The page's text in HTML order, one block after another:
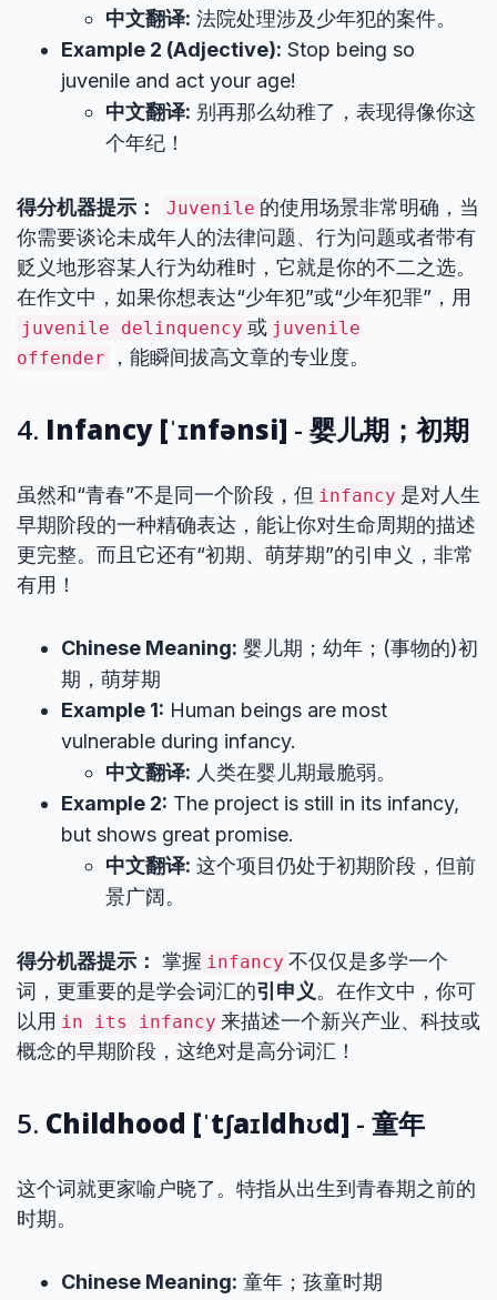
中文翻译: 法院处理涉及少年犯的案件。
Example 2 (Adjective): Stop being so
juvenile and act your age!
中文翻译: 别再那么幼稚了，表现得像你这
个年纪！
得分机器提示： Juvenile 的使用场景非常明确，当
你需要谈论未成年人的法律问题、行为问题或者带有
贬义地形容某人行为幼稚时，它就是你的不二之选。
在作文中，如果你想表达“少年犯”或“少年犯罪”，用
juvenile delinquency 或 juvenile
offender
，能瞬间拔高文章的专业度。
4. Infancy [ˈɪnfənsi] - 婴儿期；初期
虽然和“青春”不是同一个阶段，但 infancy 是对人生
早期阶段的一种精确表达，能让你对生命周期的描述
更完整。而且它还有“初期、萌芽期”的引申义，非常
有用！
Chinese Meaning: 婴儿期；幼年；(事物的)初
期，萌芽期
Example 1: Human beings are most
vulnerable during infancy.
中文翻译: 人类在婴儿期最脆弱。
Example 2: The project is still in its infancy,
but shows great promise.
中文翻译: 这个项目仍处于初期阶段，但前
景广阔。
得分机器提示： 掌握 infancy 不仅仅是多学一个
词，更重要的是学会词汇的引申义。在作文中，你可
以用 in its infancy 来描述一个新兴产业、科技或
概念的早期阶段，这绝对是高分词汇！
5. Childhood [ˈtʃaɪldhʊd] - 童年
这个词就更家喻户晓了。特指从出生到青春期之前的
时期。
Chinese Meaning: 童年；孩童时期